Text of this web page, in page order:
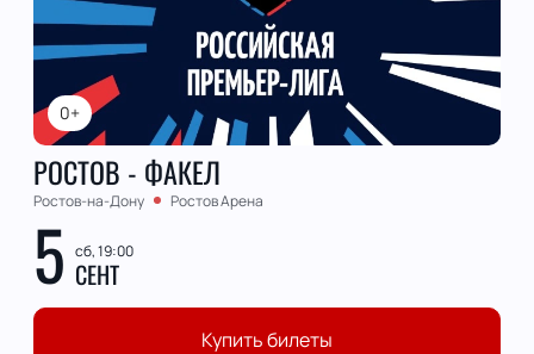
0+
РОСТОВ - ФАКЕЛ
Ростов-на-Дону Ростов Арена
5 сб, 19:00
СЕНТ
Купить билеты